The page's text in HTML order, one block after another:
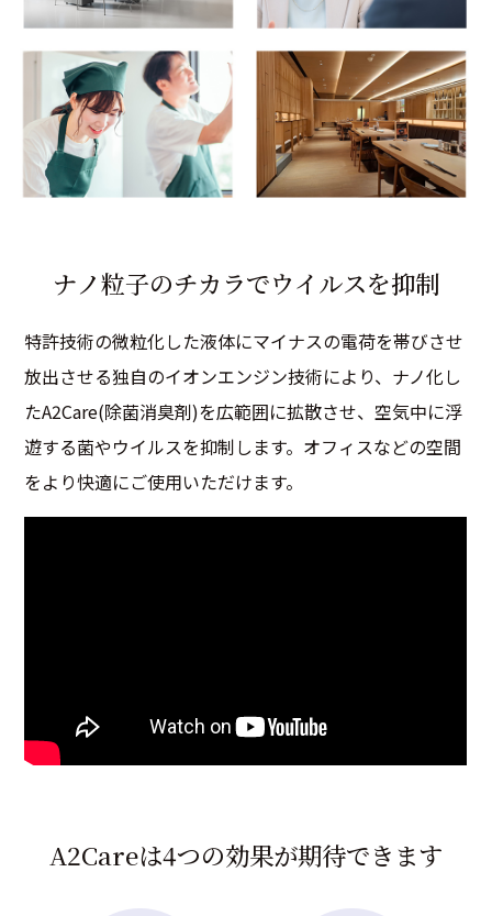
ナノ粒子のチカ ラでウイルスを抑制
特許技術の微粒化した液体にマイナスの電荷を帯びさせ
放出させる独自のイオンエンジン技術により、ナノ化し
たA2Care(除菌消臭剤)を広範囲に拡散させ、空気中に浮
遊する菌やウイルスを抑制します。オフィスなどの空間
をより快適にご使用いただけます。
A2Careは4つの効果が期待できます